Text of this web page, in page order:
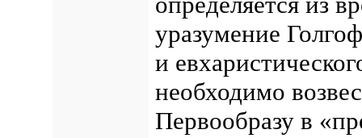
уразумение
и
необходимо
Первообразу в